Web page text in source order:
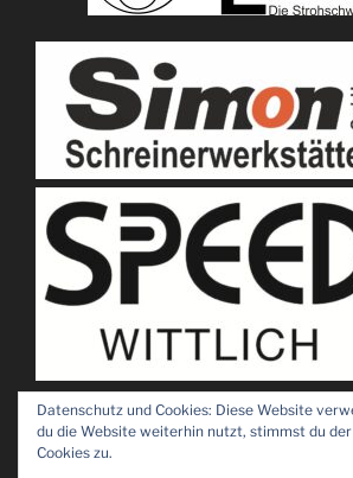
Datenschutz und Cookies: Diese Website
du die Website weiterhin nutzt, stimmst du
Cookies zu.